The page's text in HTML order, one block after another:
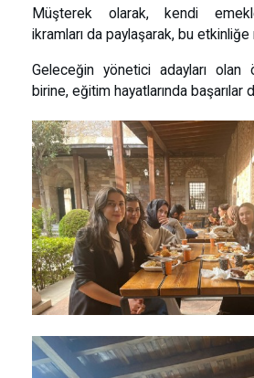
Müşterek olarak, kendi
ikramları da paylaşarak, bu etkinliğe
Geleceğin yönetici adayları olan
birine, eğitim hayatlarında başarılar